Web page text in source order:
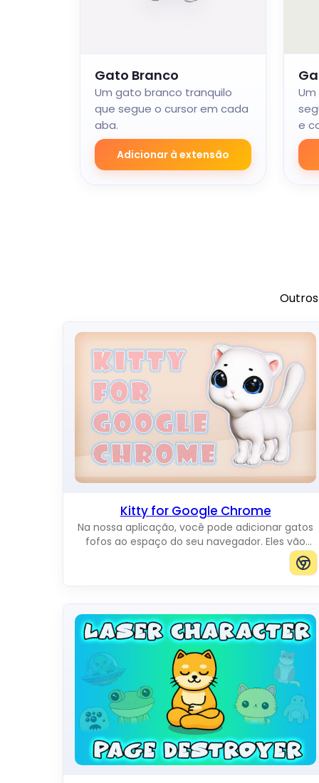
Gato Branco
Um gato branco tranquilo
que segue o cursor em cada
aba.
Adicionar à extensão
e
Kitty for Google Chrome
Na nossa aplicação, você pode adicionar gatos
fofos ao espaço do seu navegador. Eles vão
alegrar você enquanto se movem pela tela.
Você pode adicionar gatos de qualquer